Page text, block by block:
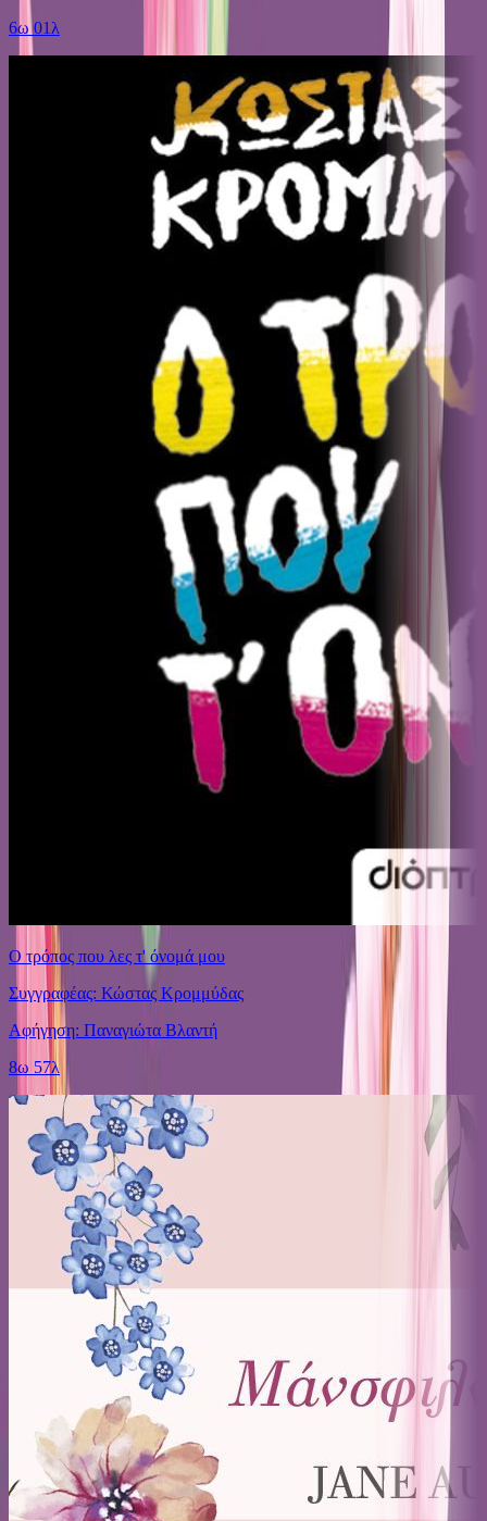
6ω 01λ
Ο τρόπος που λες τ' όνομά μου
Συγγραφέας: Κώστας Κρομμύδας
Αφήγηση: Παναγιώτα Βλαντή
8ω 57λ